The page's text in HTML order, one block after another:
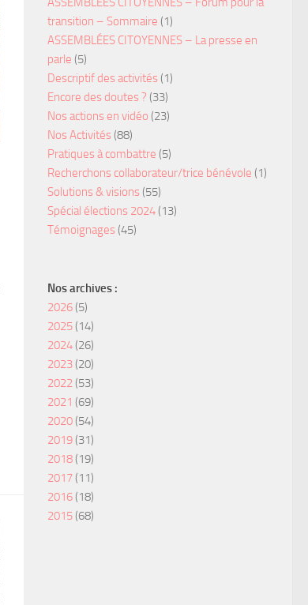
transition – Sommaire (1)
ASSEMBLÉES CITOYENNES – La presse en
parle (5)
Descriptif des activités (1)
Encore des doutes ? (33)
Nos actions en vidéo (23)
Nos Activités (88)
Pratiques à combattre (5)
Recherchons collaborateur/trice bénévole (1)
Solutions & visions (55)
Spécial élections 2024 (13)
Témoignages (45)
Nos archives :
2026 (5)
2025 (14)
2024 (26)
2023 (20)
2022 (53)
2021 (69)
2020 (54)
2019 (31)
2018 (19)
2017 (11)
2016 (18)
2015 (68)